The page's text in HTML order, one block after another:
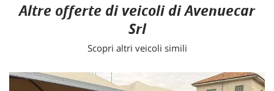
Altre offerte di veicoli di Avenuecar
Srl
Scopri altri veicoli simili